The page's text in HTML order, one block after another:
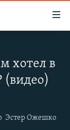
хотел в
(видео)
Эстер Ожешко